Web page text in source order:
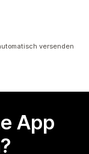
versenden
App